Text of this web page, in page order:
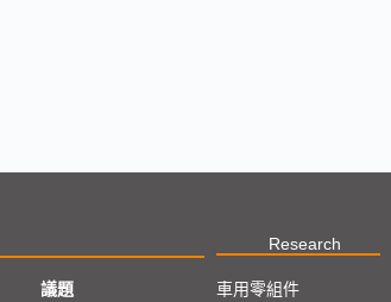
Research
議題
車用零組件